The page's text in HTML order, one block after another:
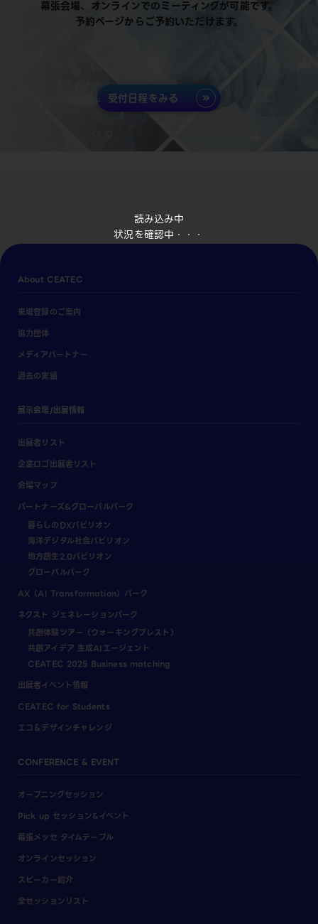
読み込み中
状況を確認中・・・
幕張会場、オンラインでのミーティングが可能です。
予約ページからご予約いただけます。
受付日程をみる
About CEATEC
来場登録のご案内
協力団体
メディアパートナー
過去の実績
展示会場/出展情報
出展者リスト
企業ロゴ出展者リスト
会場マップ
パートナーズ&グローバルパーク
暮らしのDXパビリオン
海洋デジタル社会パビリオン
地方創生2.0パビリオン
グローバルパーク
AX（AI Transformation）パーク
ネクスト ジェネレーションパーク
共創体験ツアー（ウォーキングブレスト）
共創アイデア 生成AIエージェント
CEATEC 2025 Business matching
出展者イベント情報
CEATEC for Students
エコ＆デザインチャレンジ
CONFERENCE & EVENT
オープニングセッション
Pick up セッション&イベント
幕張メッセ タイムテーブル
オンラインセッション
スピーカー紹介
全セッションリスト